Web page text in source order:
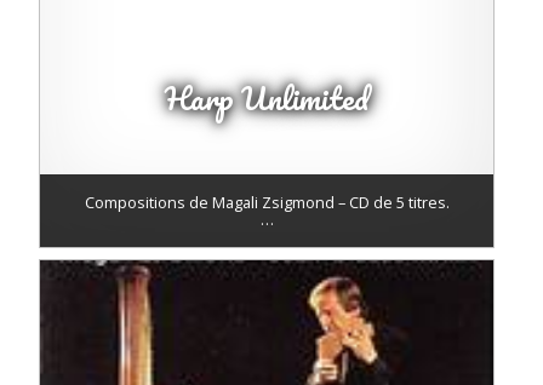
Harp Unlimited
Compositions de Magali Zsigmond – CD de 5 titres.
…